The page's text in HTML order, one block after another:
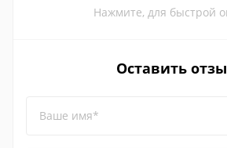
Нажмите, для быстрой
Оставить
Ваше имя*